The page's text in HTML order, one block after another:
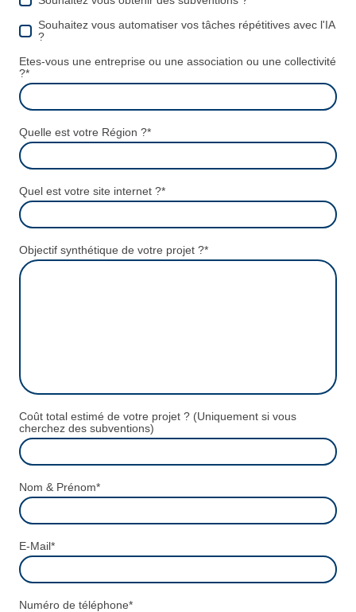
Souhaitez vous automatiser vos tâches répétitives avec l'IA
?
Etes-vous une entreprise ou une association ou une collectivité
?*
Quelle est votre Région ?*
Quel est votre site internet ?*
Objectif synthétique de votre projet ?*
Coût total estimé de votre projet ? (Uniquement si vous
cherchez des subventions)
Nom & Prénom*
E-Mail *
Numéro de téléphone*